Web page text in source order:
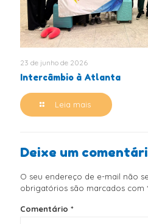
23 de junho de 2026
Intercâmbio à Atlanta
Leia mais
Deixe um
O seu endereço de e-mail não
obrigatórios são marcados com
Comentário *